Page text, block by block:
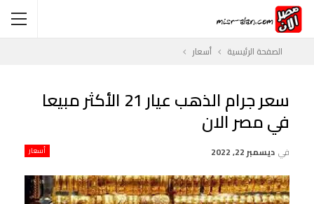
الصفحة الرئيسية أسعار
سعر جرام الذهب عيار 21 الأكثر مبيعا
في مصر الان
أسعار في ديسمبر 22, 2022